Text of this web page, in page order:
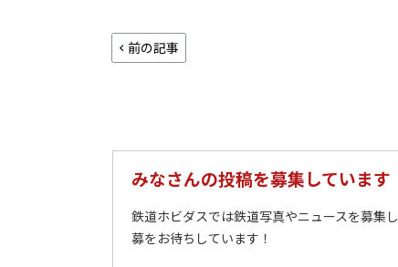
前の記事
みなさんの投稿を募集しています
鉄道ホビダスでは鉄道写真やニュースを募集
募をお待ちしています！